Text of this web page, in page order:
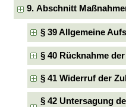
9. Abschnitt
§ 39 Allgemeine
§ 40 Rücknahme
§ 41 Widerruf der
§ 42 Untersagung